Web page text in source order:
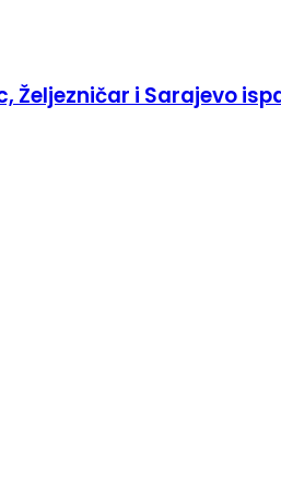
Željezničar i Sarajevo